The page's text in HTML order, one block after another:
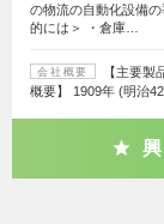
の物流の自動化設備
的には＞ ・倉庫…
会社概要
【主要
概要】 1909年 (明治